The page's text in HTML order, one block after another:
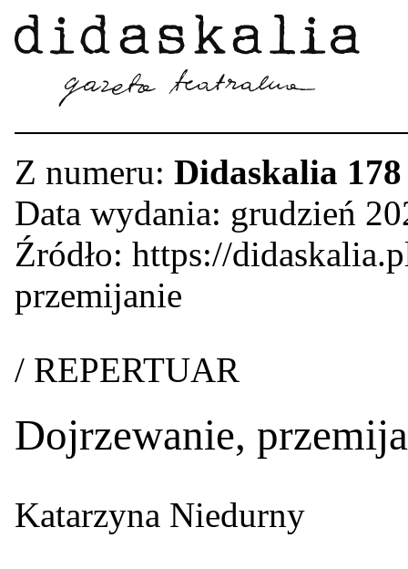
Z numeru: Didaskalia 178
Data wydania: grudzień
Źródło: https://
przemijanie
/ REPERTUAR
Dojrzewanie,
Katarzyna Niedurny